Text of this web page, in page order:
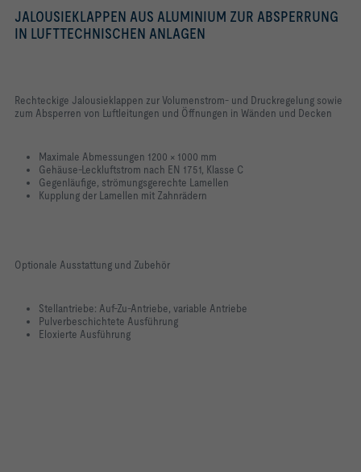
JALOUSIEKLAPPEN AUS ALUMINIUM ZUR ABSPERRUNG
IN LUFTTECHNISCHEN ANLAGEN
Rechteckige Jalousieklappen zur Volumenstrom- und Druckregelung sowie
zum Absperren von Luftleitungen und Öffnungen in Wänden und Decken
Maximale Abmessungen 1200 × 1000 mm
Gehäuse-Leckluftstrom nach EN 1751, Klasse C
Gegenläufige, strömungsgerechte Lamellen
Kupplung der Lamellen mit Zahnrädern
Optionale Ausstattung und Zubehör
Stellantriebe: Auf-Zu-Antriebe, variable Antriebe
Pulverbeschichtete Ausführung
Eloxierte Ausführung